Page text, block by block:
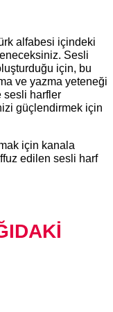
alfabesi içindeki
Sesli
için, bu
ve yazma yeteneği
sesli harfler
güçlendirmek için
için kanala
edilen sesli harf